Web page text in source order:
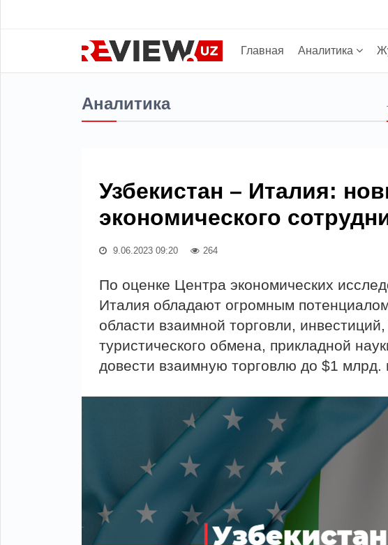
Главная Аналитика
Аналитика
Узбекистан – Италия:
экономического
9.06.2023 09:20 264
По оценке Центра экономических
Италия обладают огромным
области взаимной торговли,
туристического обмена, прикладной
довести взаимную торговлю до $1